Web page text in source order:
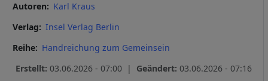
Autoren
Karl Kraus
Verlag
Insel Verlag Berlin
Reihe
Handreichung zum Gemeinsein
Erstellt: 03.06.2026 - 07:00 | Geändert: 03.06.2026 - 07:16